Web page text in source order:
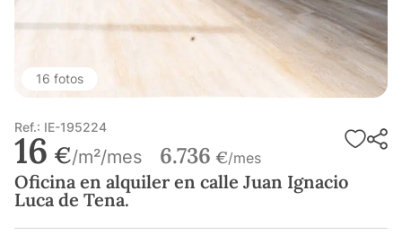
16 fotos
Ref.: IE-195224
16 €/m²/mes 6.736 €/mes
Oficina en alquiler en calle Juan Ignacio
Luca de Tena.